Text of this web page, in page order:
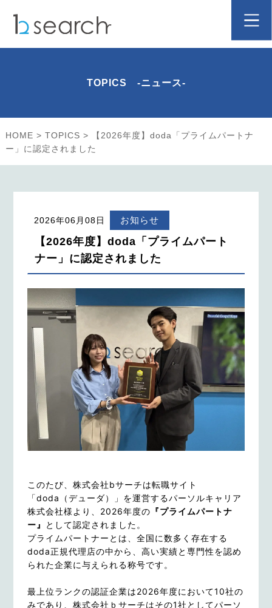
TOPICS -ニュース-
HOME > TOPICS >
【2026年度】doda「プライムパートナ
ー」に認定されました
2026年06月08日 お知らせ
【2026年度】doda「プライムパート
ナー」に認定されました
このたび、株式会社bサーチは転職サイト
「doda（デューダ）」を運営するパーソルキャリア
株式会社様より、2026年度の 『プライムパートナ
ー』
として認定されました。
プライムパートナーとは、全国に数多く存在する
doda正規代理店の中から、高い実績と専門性を認め
られた企業に与えられる称号です。
最上位ランクの認証企業は2026年度において10社の
みであり、株式会社ｂサーチはその1社としてパーソ